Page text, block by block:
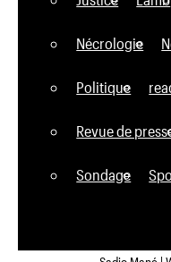
Nécrologie
Politique
Revue de
Sondage